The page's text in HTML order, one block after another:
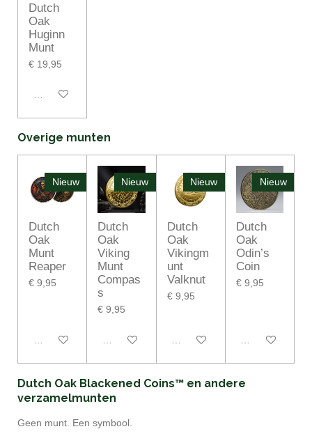
Dutch
Oak
Huginn
Munt
€ 19,95
In winkelwagen
Overige munten
Nieuw
Dutch
Oak
Munt
Reaper
€ 9,95
In winkelwagen
Nieuw
Dutch
Oak
Viking
Munt
Compas
s
€ 9,95
In winkelwagen
Nieuw
Dutch
Oak
Vikingm
unt
Valknut
€ 9,95
In winkelwagen
Nieuw
Dutch
Oak
Odin’s
Coin
€ 9,95
In winkelwagen
Dutch Oak Blackened Coins™ en andere
verzamelmunten
Geen munt. Een symbool.